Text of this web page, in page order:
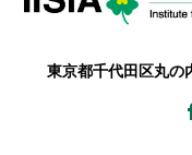
東京都千代田区丸の